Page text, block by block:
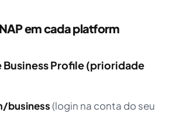
em cada platform
Business Profile (prioridade
business(login na conta do seu